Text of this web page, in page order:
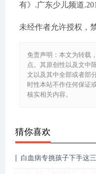
有》.广东少儿频道
未经作者允许授权，
免责声明：本文为转载
点。其原创性以及文中
文以及其中全部或者部
时性本站不作任何保证
核实相关内容。
猜你喜欢
白血病专挑孩子下手这